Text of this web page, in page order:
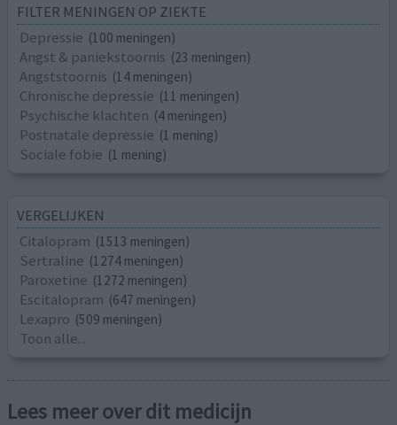
FILTER MENINGEN OP ZIEKTE
Depressie (100 meningen)
Angst & paniekstoornis (23 meningen)
Angststoornis (14 meningen)
Chronische depressie (11 meningen)
Psychische klachten (4 meningen)
Postnatale depressie (1 mening)
Sociale fobie (1 mening)
VERGELIJKEN
Citalopram (1513 meningen)
Sertraline (1274 meningen)
Paroxetine (1272 meningen)
Escitalopram (647 meningen)
Lexapro (509 meningen)
Toon alle...
Lees meer over dit medicijn